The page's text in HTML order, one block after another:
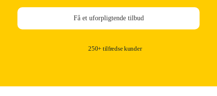
Få et uforpligtende tilbud
250+ tilfredse kunder